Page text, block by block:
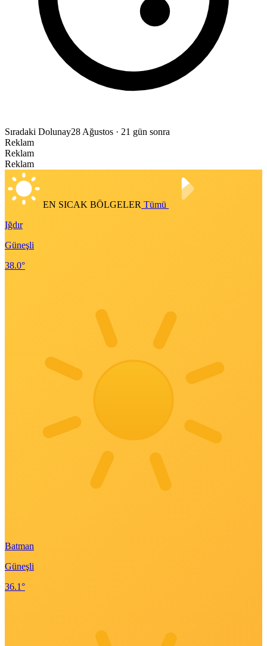
Sıradaki Dolunay28 Ağustos · 21 gün sonra
Reklam
Reklam
Reklam
EN SICAK BÖLGELER Tümü
Iğdır
Güneşli
38.0°
Batman
Güneşli
36.1°